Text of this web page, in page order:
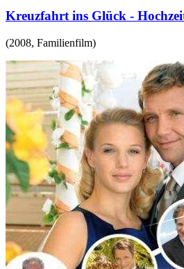
Kreuzfahrt ins Glück -
(2008, Familienfilm)